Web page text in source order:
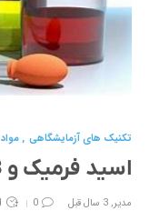
تکنیک های آزمایشگاهی ,
اسید فرمیک و 3روش تولید آن
مدیر,3 سال قبل 0